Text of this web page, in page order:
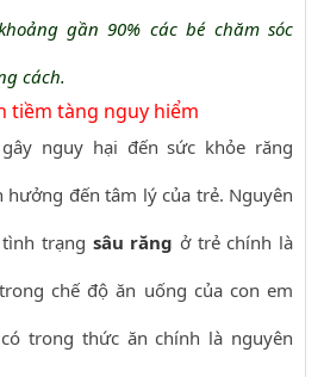
gần 90% các bé chăm sóc
cách.
tiềm tàng nguy hiểm
nguy hại đến sức khỏe răng
hưởng đến tâm lý của trẻ. Nguyên
trạng sâu răng ở trẻ chính là
chế độ ăn uống của con em
trong thức ăn chính là nguyên